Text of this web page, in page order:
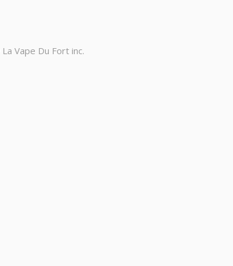
La Vape Du Fort inc.